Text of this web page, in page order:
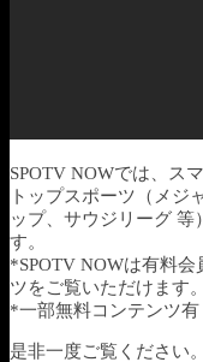
SPOTV NOWでは、ス
トップスポーツ（メジ
ップ、サウジリーグ 等
す。
*SPOTV NOWは有料
ツをご覧いただけます。
*一部無料コンテンツ有
是非一度ご覧ください。